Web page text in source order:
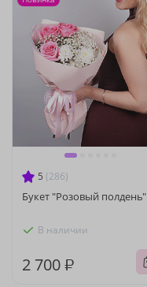
5 (286)
Букет "Розовый полдень"
В наличии
2 700 ₽